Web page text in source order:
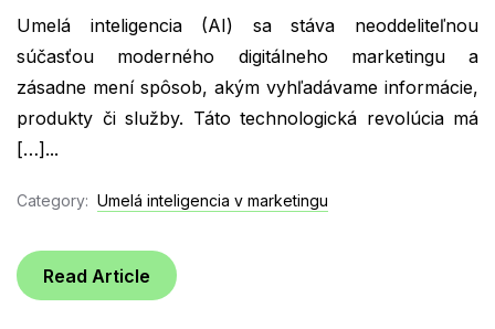
Umelá inteligencia (AI) sa stáva neoddeliteľnou
súčasťou moderného digitálneho marketingu a
zásadne mení spôsob, akým vyhľadávame informácie,
produkty či služby. Táto technologická revolúcia má
[…]...
Category: Umelá inteligencia v marketingu
Read Article